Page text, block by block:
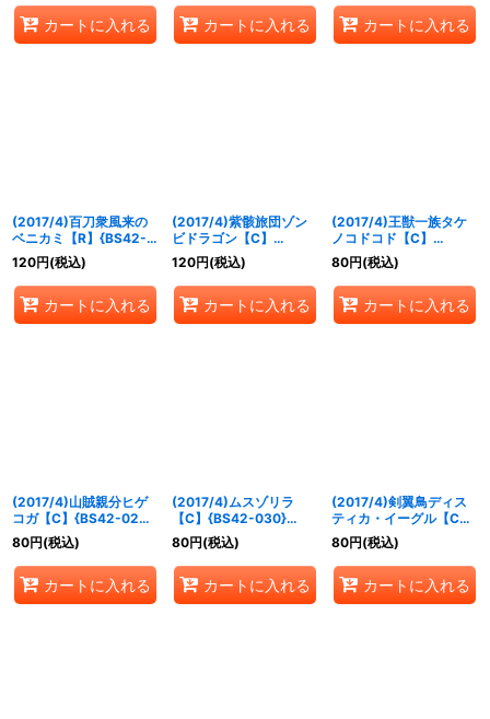
カートに入れる カートに入れる カートに入れる
(2017/4)百刀衆風来の
ベニカミ【R】{BS42-
028}《緑》
120円(税込)
カートに入れる
(2017/4)紫骸旅団ゾン
ビドラゴン【C】
{BS42-016}《紫》
120円(税込)
カートに入れる
(2017/4)王獣一族タケ
ノコドコド【C】
{BS42-027}《緑》
80円(税込)
カートに入れる
(2017/4)山賊親分ヒゲ
コガ【C】{BS42-029}
《緑》
80円(税込)
カートに入れる
(2017/4)ムスゾリラ
【C】{BS42-030}
《緑》
80円(税込)
カートに入れる
(2017/4)剣翼鳥ディス
ティカ・イーグル【C】
{BS42-032}《緑》
80円(税込)
カートに入れる